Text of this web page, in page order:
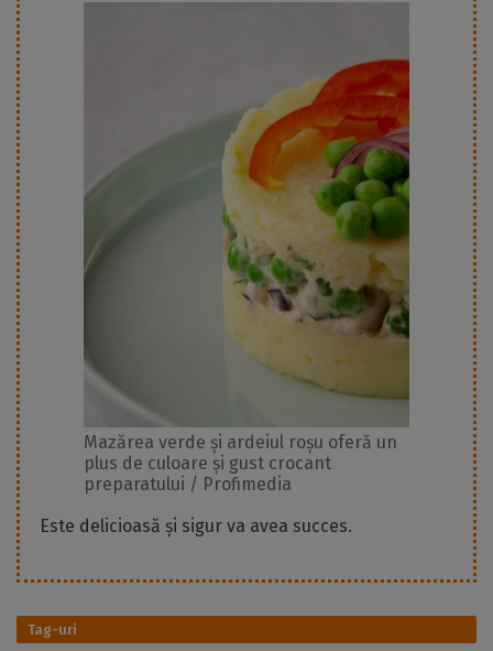
Mazărea verde și ardeiul roșu oferă un
plus de culoare și gust crocant
preparatului / Profimedia
Este delicioasă și sigur va avea succes.
Tag-uri